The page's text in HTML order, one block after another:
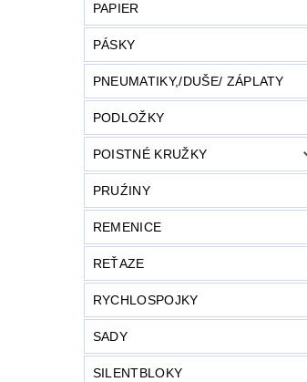
PAPIER
PÁSKY
PNEUMATIKY,/DUŠE/ ZÁPLATY
PODLOŽKY
POISTNÉ KRUŽKY
PRUŹINY
REMENICE
REŤAZE
RYCHLOSPOJKY
SADY
SILENTBLOKY